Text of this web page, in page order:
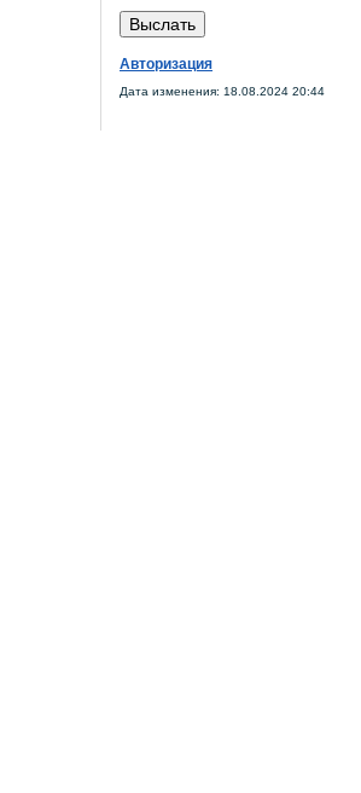
Авторизация
Дата изменения: 18.08.2024 20:44